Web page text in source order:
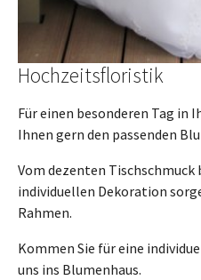
Hochzeitsfloristik
Für einen besonderen Tag in
Ihnen gern den passenden
Vom dezenten
individuellen Dekoration
Rahmen.
Kommen Sie für eine
uns ins Blumenhaus.